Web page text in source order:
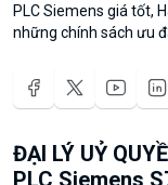
PLC Siemens giá tốt,
những chính sách ưu
ĐẠI LÝ UỶ
PLC Siemens